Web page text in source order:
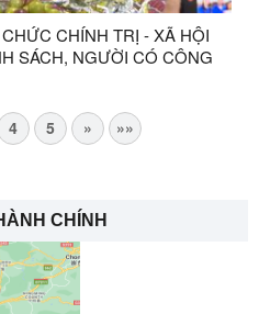
CHÍNH TRỊ - XÃ HỘI
SÁCH, NGƯỜI CÓ CÔNG
4 5 » »»
CHÍNH